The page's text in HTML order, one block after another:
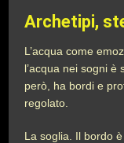
Archetipi,
L’acqua come
l’acqua nei sogni è
però, ha bordi e
regolato.
La soglia. Il bordo